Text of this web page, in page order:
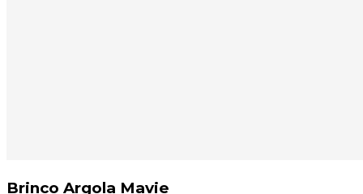
Brinco Argola Mavie